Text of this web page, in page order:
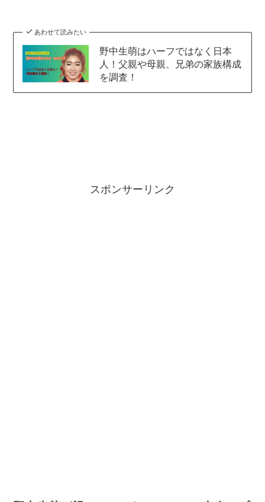
あわせて読みたい
野中生萌はハーフではなく日本
人！父親や母親、兄弟の家族構成
を調査！
スポンサーリンク